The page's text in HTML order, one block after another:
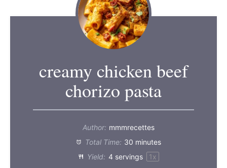
creamy chicken beef
chorizo pasta
Author: mmmrecettes
Total Time: 30 minutes
Yield: 4servings 1x